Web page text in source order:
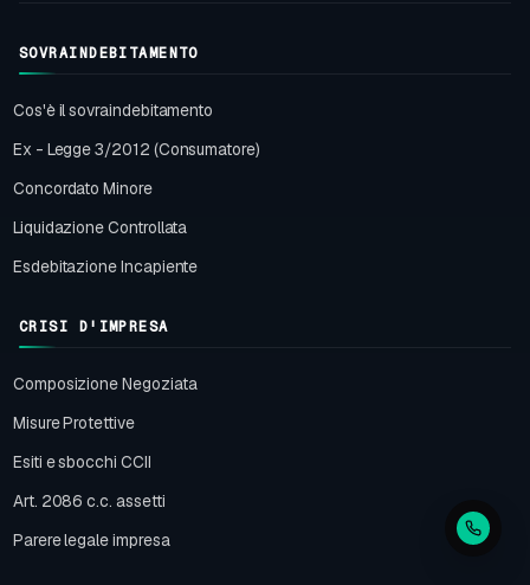
SOVRAINDEBITAMENTO
Cos'è il sovraindebitamento
Ex - Legge 3/2012 (Consumatore)
Concordato Minore
Liquidazione Controllata
Esdebitazione Incapiente
CRISI D'IMPRESA
Composizione Negoziata
Misure Protettive
Esiti e sbocchi CCII
Art. 2086 c.c. assetti
Parere legale impresa